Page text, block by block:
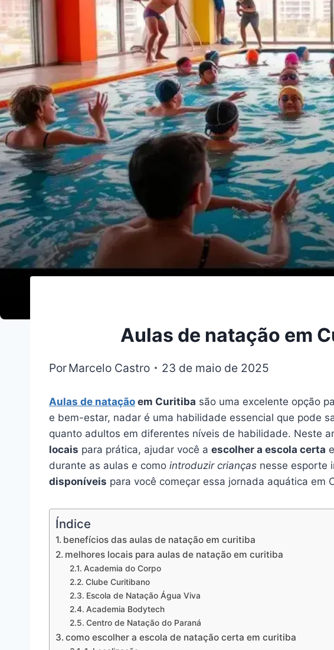
Aulas de natação em
PorMarcelo Castro 23 de maio de 2025
Aulas de natação em Curitiba são uma excelente opção
e bem-estar, nadar é uma habilidade essencial que pode
quanto adultos em diferentes níveis de habilidade. Neste
locais para prática, ajudar você a escolher a escola certa
durante as aulas e como introduzir crianças nesse esporte
disponíveis para você começar essa jornada aquática em
Índice
benefícios das aulas de natação em curitiba
melhores locais para aulas de natação em curitiba
Academia do Corpo
Clube Curitibano
Escola de Natação Água Viva
Academia Bodytech
Centro de Natação do Paraná
como escolher a escola de natação certa em curitiba